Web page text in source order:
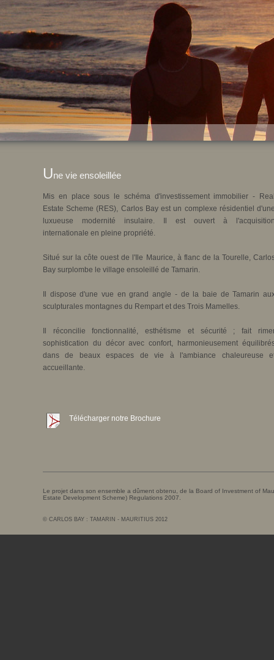
Une vie ensoleillée
Mis en place sous le schéma d'investissement immobilier -
Estate Scheme (RES), Carlos Bay est un complexe résidentiel
luxueuse modernité insulaire. Il est ouvert à
internationale en pleine propriété.
Situé sur la côte ouest de l'Ile Maurice, à flanc de la Tourelle,
Bay surplombe le village ensoleillé de Tamarin.
Il dispose d'une vue en grand angle - de la baie de Tamarin
sculpturales montagnes du Rempart et des Trois Mamelles.
Il réconcilie fonctionnalité, esthétisme et sécurité ; fait
sophistication du décor avec confort, harmonieusement
dans de beaux espaces de vie à l'ambiance chaleureuse
accueillante.
Télécharger notre Brochure
Le projet dans son ensemble a dûment obtenu, de la Board of Investment of
Estate Development Scheme) Regulations 2007.
© CARLOS BAY : TAMARIN - MAURITIUS 2012